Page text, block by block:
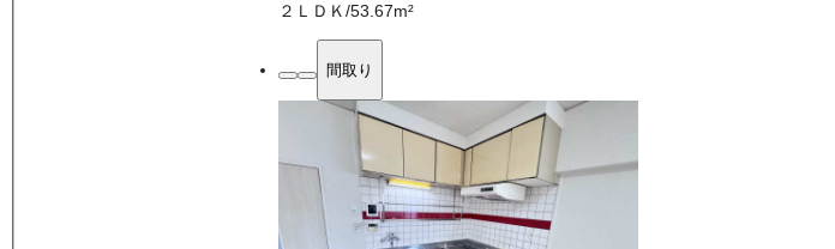
２ＬＤＫ/53.67m²
間取り